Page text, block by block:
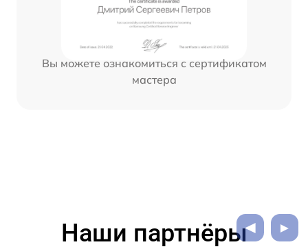
Вы можете ознакомиться с сертификатом
мастера
Наши партнёры